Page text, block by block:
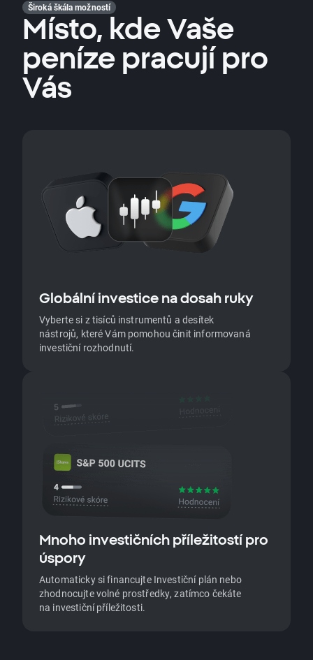
Široká škála možností
Místo, kde Vaše
peníze pracují pro
Vás
Globální investice na dosah ruky
Vyberte si z tisíců instrumentů a desítek
nástrojů, které Vám pomohou činit informovaná
investiční rozhodnutí.
Mnoho investičních příležitostí pro
úspory
Automaticky si financujte Investiční plán nebo
zhodnocujte volné prostředky, zatímco čekáte
na investiční příležitosti.